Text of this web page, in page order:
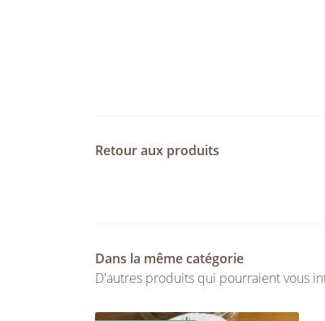
Retour aux produits
Dans la même catégorie
D'autres produits qui pourraient vous